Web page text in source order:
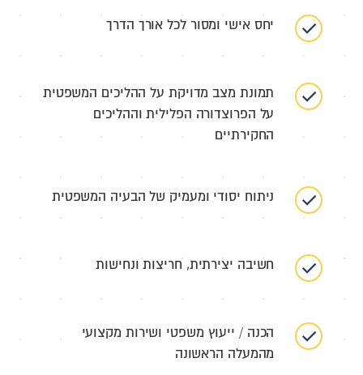
יחס אישי ומסור לכל אורך הדרך
תמונת מצב מדויקת על ההליכים המשפטית
על הפרוצדורה הפלילית וההליכים
החקירתיים
ניתוח יסודי ומעמיק של הבעיה המשפטית
חשיבה יצירתית, חריצות ונחישות
הכנה / ייעוץ משפטי ושירות מקצועי
מהמעלה הראשונה